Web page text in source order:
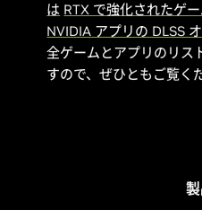
は RTX で強化されたゲ
NVIDIA アプリの DLSS
全ゲームとアプリのリス
すので、ぜひともご覧く